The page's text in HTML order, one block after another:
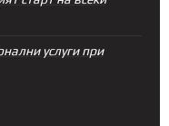
услуги при